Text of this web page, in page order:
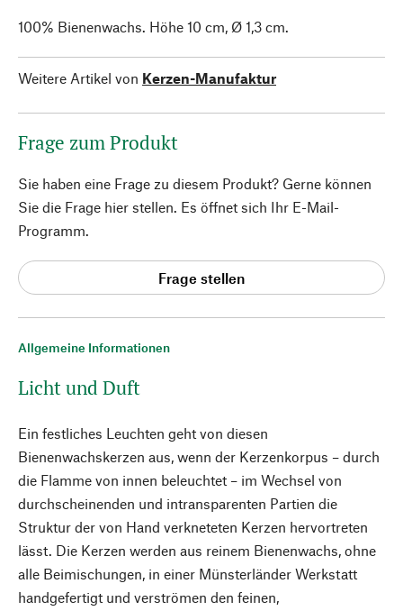
Allgemeine Informationen
Licht und Duft
Ein festliches Leuchten geht von diesen
Bienenwachskerzen aus, wenn der Kerzenkorpus – durch
die Flamme von innen beleuchtet – im Wechsel von
durchscheinenden und intransparenten Partien die
Struktur der von Hand verkneteten Kerzen hervortreten
lässt. Die Kerzen werden aus reinem Bienenwachs, ohne
alle Beimischungen, in einer Münsterländer Werkstatt
handgefertigt und verströmen den feinen,
100% Bienenwachs. Höhe 10 cm, Ø 1,3 cm.
Weitere Artikel von Kerzen-Manufaktur
Frage zum Produkt
Sie haben eine Frage zu diesem Produkt? Gerne können
Sie die Frage hier stellen. Es öffnet sich Ihr E-Mail-
Programm.
Frage stellen